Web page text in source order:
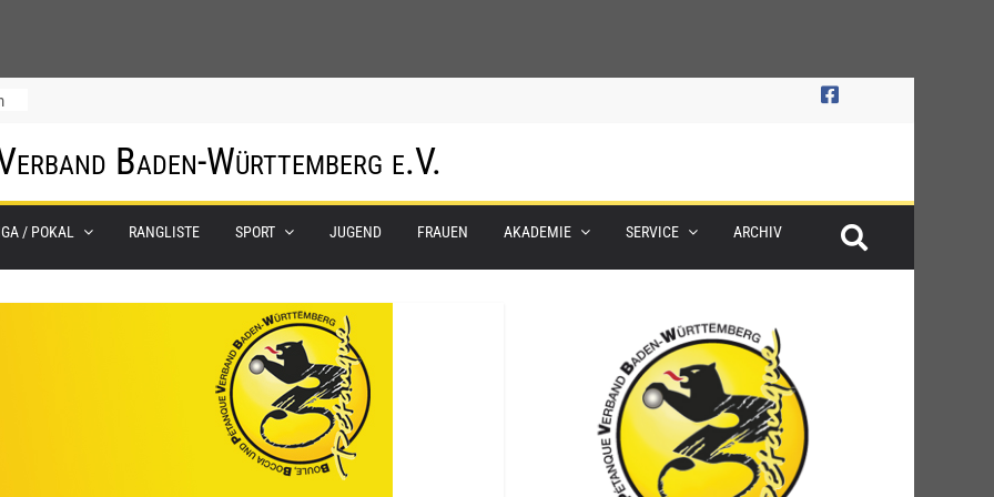
Baden-Württemberg e.V.
/ POKAL RANGLISTE SPORT JUGEND FRAUEN AKADEMIE SERVICE ARCHIV